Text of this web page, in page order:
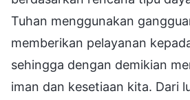
Tuhan menggunakan
memberikan pelayanan
sehingga dengan demikian
iman dan kesetiaan kita. Dari